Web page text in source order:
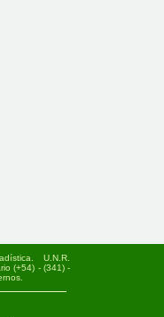
U.N.R.
(+54) - (341) -